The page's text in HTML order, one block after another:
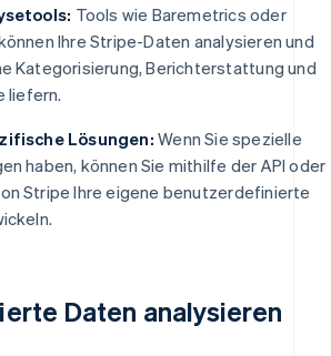
Tools wie Baremetrics oder
Ihre Stripe-Daten analysieren und
Kategorisierung, Berichterstattung und
liefern.
Lösungen: Wenn Sie spezielle
haben, können Sie mithilfe der API oder
Stripe Ihre eigene benutzerdefinierte
Daten analysieren